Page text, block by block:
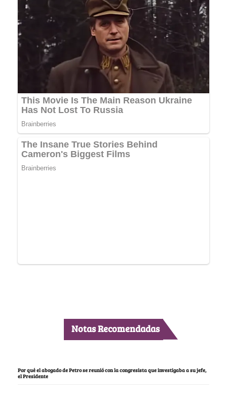
Notas Recomendadas
Por qué el abogado de Petro se reunió con la congresista que investigaba a su jefe,
el Presidente